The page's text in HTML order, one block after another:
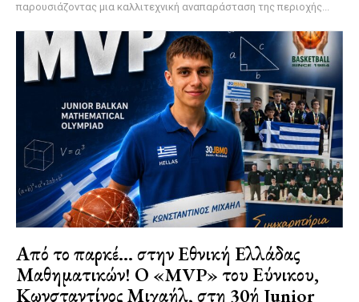
παρουσιάζοντας μια καλλιτεχνική αναπαράσταση της περιοχής...
Από το παρκέ… στην Εθνική Ελλάδας
Μαθηματικών! Ο «MVP» του Εύνικου,
Κωνσταντίνος Μιχαήλ, στη 30ή Junior